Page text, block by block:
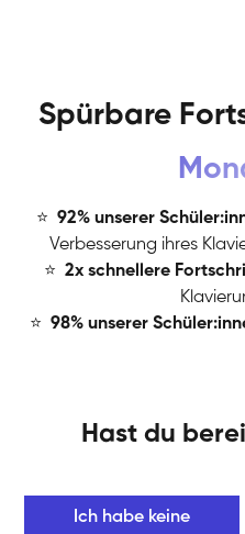
Spürbare
⭐ 92% unserer
Verbesserung ihres
⭐ 2x schnellere
⭐ 98% unserer
Hast du
Ich habe keine